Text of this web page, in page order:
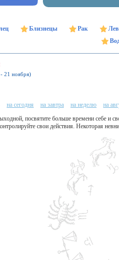
Близнецы Рак Лев
21 ноября)
на сегодня на завтра на неделю на
посвятите больше времени себе и
свои действия. Некоторая